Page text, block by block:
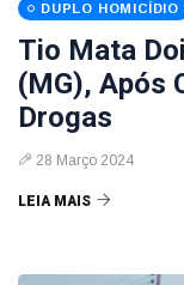
DUPLO HOMICÍDIO
Tio Mata
(MG), Após
Drogas
28 Março 2024
LEIA MAIS